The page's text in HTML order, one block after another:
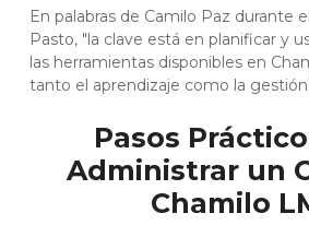
En palabras de Camilo Paz durante
Pasto, "la clave está en planificar y
las herramientas disponibles en
tanto el aprendizaje como la
Pasos
Administrar un
Chamilo